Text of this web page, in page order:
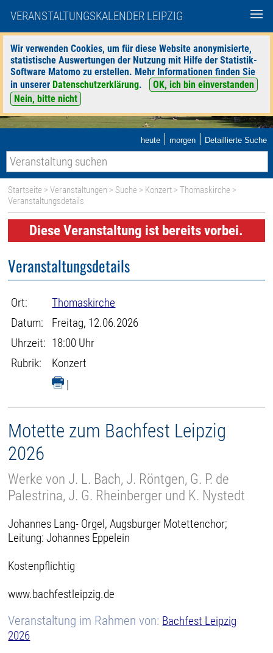
VERANSTALTUNGSKALENDER LEIPZIG
Wir verwenden Cookies, um für diese Website anonymisierte,
statistische Auswertungen der Nutzung mit Hilfe der Statistik-
Software Matomo zu erstellen. Mehr Informationen finden Sie
in unserer Datenschutzerklärung.
OK, ich bin einverstanden
Nein, bitte nicht
heute | morgen | Detaillierte Suche
Startseite >Veranstaltungen > Suche > Konzert >Thomaskirche >
Veranstaltungsdetails
Diese Veranstaltung ist bereits vorbei.
Veranstaltungsdetails
Ort:
Thomaskirche
Datum:
Freitag, 12.06.2026
Uhrzeit: 18:00 Uhr
Rubrik:
Konzert
|
Motette zum Bachfest Leipzig
2026
Werke von J. L. Bach, J. Röntgen, G. P. de
Palestrina, J. G. Rheinberger und K. Nystedt
Johannes Lang- Orgel, Augsburger Motettenchor;
Leitung: Johannes Eppelein
Kostenpflichtig
www.bachfestleipzig.de
Veranstaltung im Rahmen von: Bachfest Leipzig
2026